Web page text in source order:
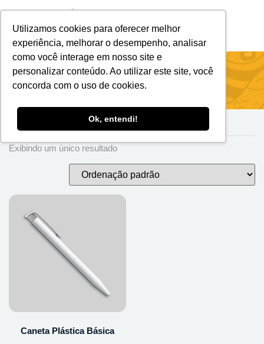
Utilizamos cookies para oferecer melhor
experiência, melhorar o desempenho, analisar
como você interage em nosso site e
personalizar conteúdo. Ao utilizar este site, você
concorda com o uso de cookies.
Ok, entendi!
Início/Brindes Para Escritório/Canetas &
Escrita/ Caneta Plástica
Exibindo um único resultado
Caneta Plástica Básica